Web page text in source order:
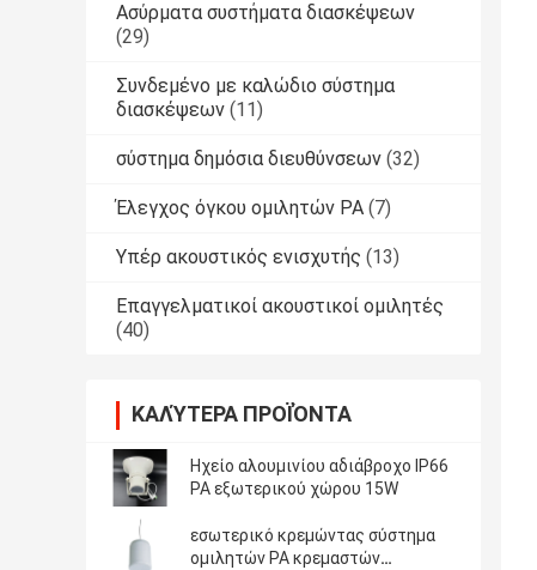
Ασύρματα συστήματα διασκέψεων
(29)
Συνδεμένο με καλώδιο σύστημα
διασκέψεων (11)
σύστημα δημόσια διευθύνσεων (32)
Έλεγχος όγκου ομιλητών PA (7)
Υπέρ ακουστικός ενισχυτής (13)
Επαγγελματικοί ακουστικοί ομιλητές
(40)
ΚΑΛΎΤΕΡΑ ΠΡΟΪΌΝΤΑ
Ηχείο αλουμινίου αδιάβροχο IP66
PA εξωτερικού χώρου 15W
εσωτερικό κρεμώντας σύστημα
ομιλητών PA κρεμαστών